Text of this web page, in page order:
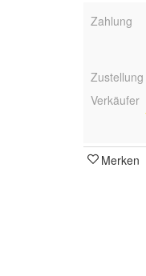
Zahlung
Zustellung
Verkäufer
Merken